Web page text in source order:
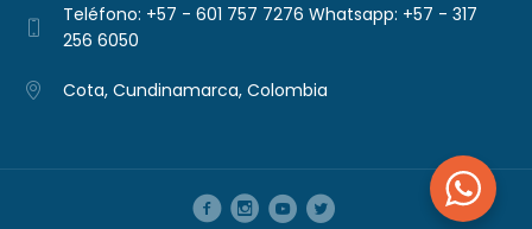
Teléfono: +57 - 601 757 7276 Whatsapp: +57 - 317
256 6050
Cota, Cundinamarca, Colombia